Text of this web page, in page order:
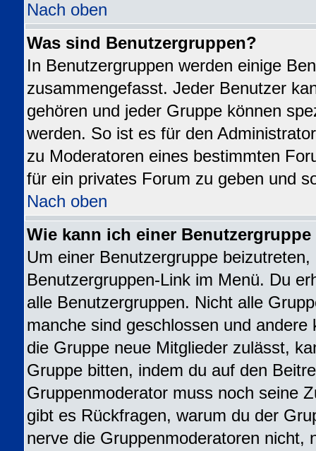
Nach oben
Was sind Benutzergruppen?
In Benutzergruppen werden einige
zusammengefasst. Jeder Benutzer
gehören und jeder Gruppe können
werden. So ist es für den
zu Moderatoren eines bestimmten
für ein privates Forum zu geben und
Nach oben
Wie kann ich einer
Um einer Benutzergruppe
Benutzergruppen-Link im Menü. Du
alle Benutzergruppen. Nicht alle
manche sind geschlossen und
die Gruppe neue Mitglieder zulässt,
Gruppe bitten, indem du auf den
Gruppenmoderator muss noch seine
gibt es Rückfragen, warum du der
nerve die Gruppenmoderatoren nicht,